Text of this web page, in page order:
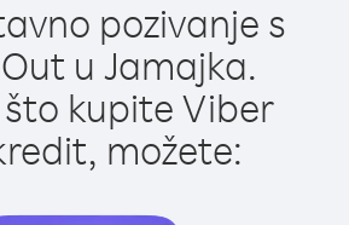
pozivanje s
u Jamajka.
kupite Viber
možete: